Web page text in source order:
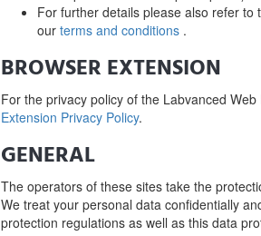
For further details please also refer
our terms and conditions .
BROWSER EXTENSION
For the privacy policy of the Labvanced
Extension Privacy Policy.
GENERAL
The operators of these sites take the
We treat your personal data confidentially
protection regulations as well as this data